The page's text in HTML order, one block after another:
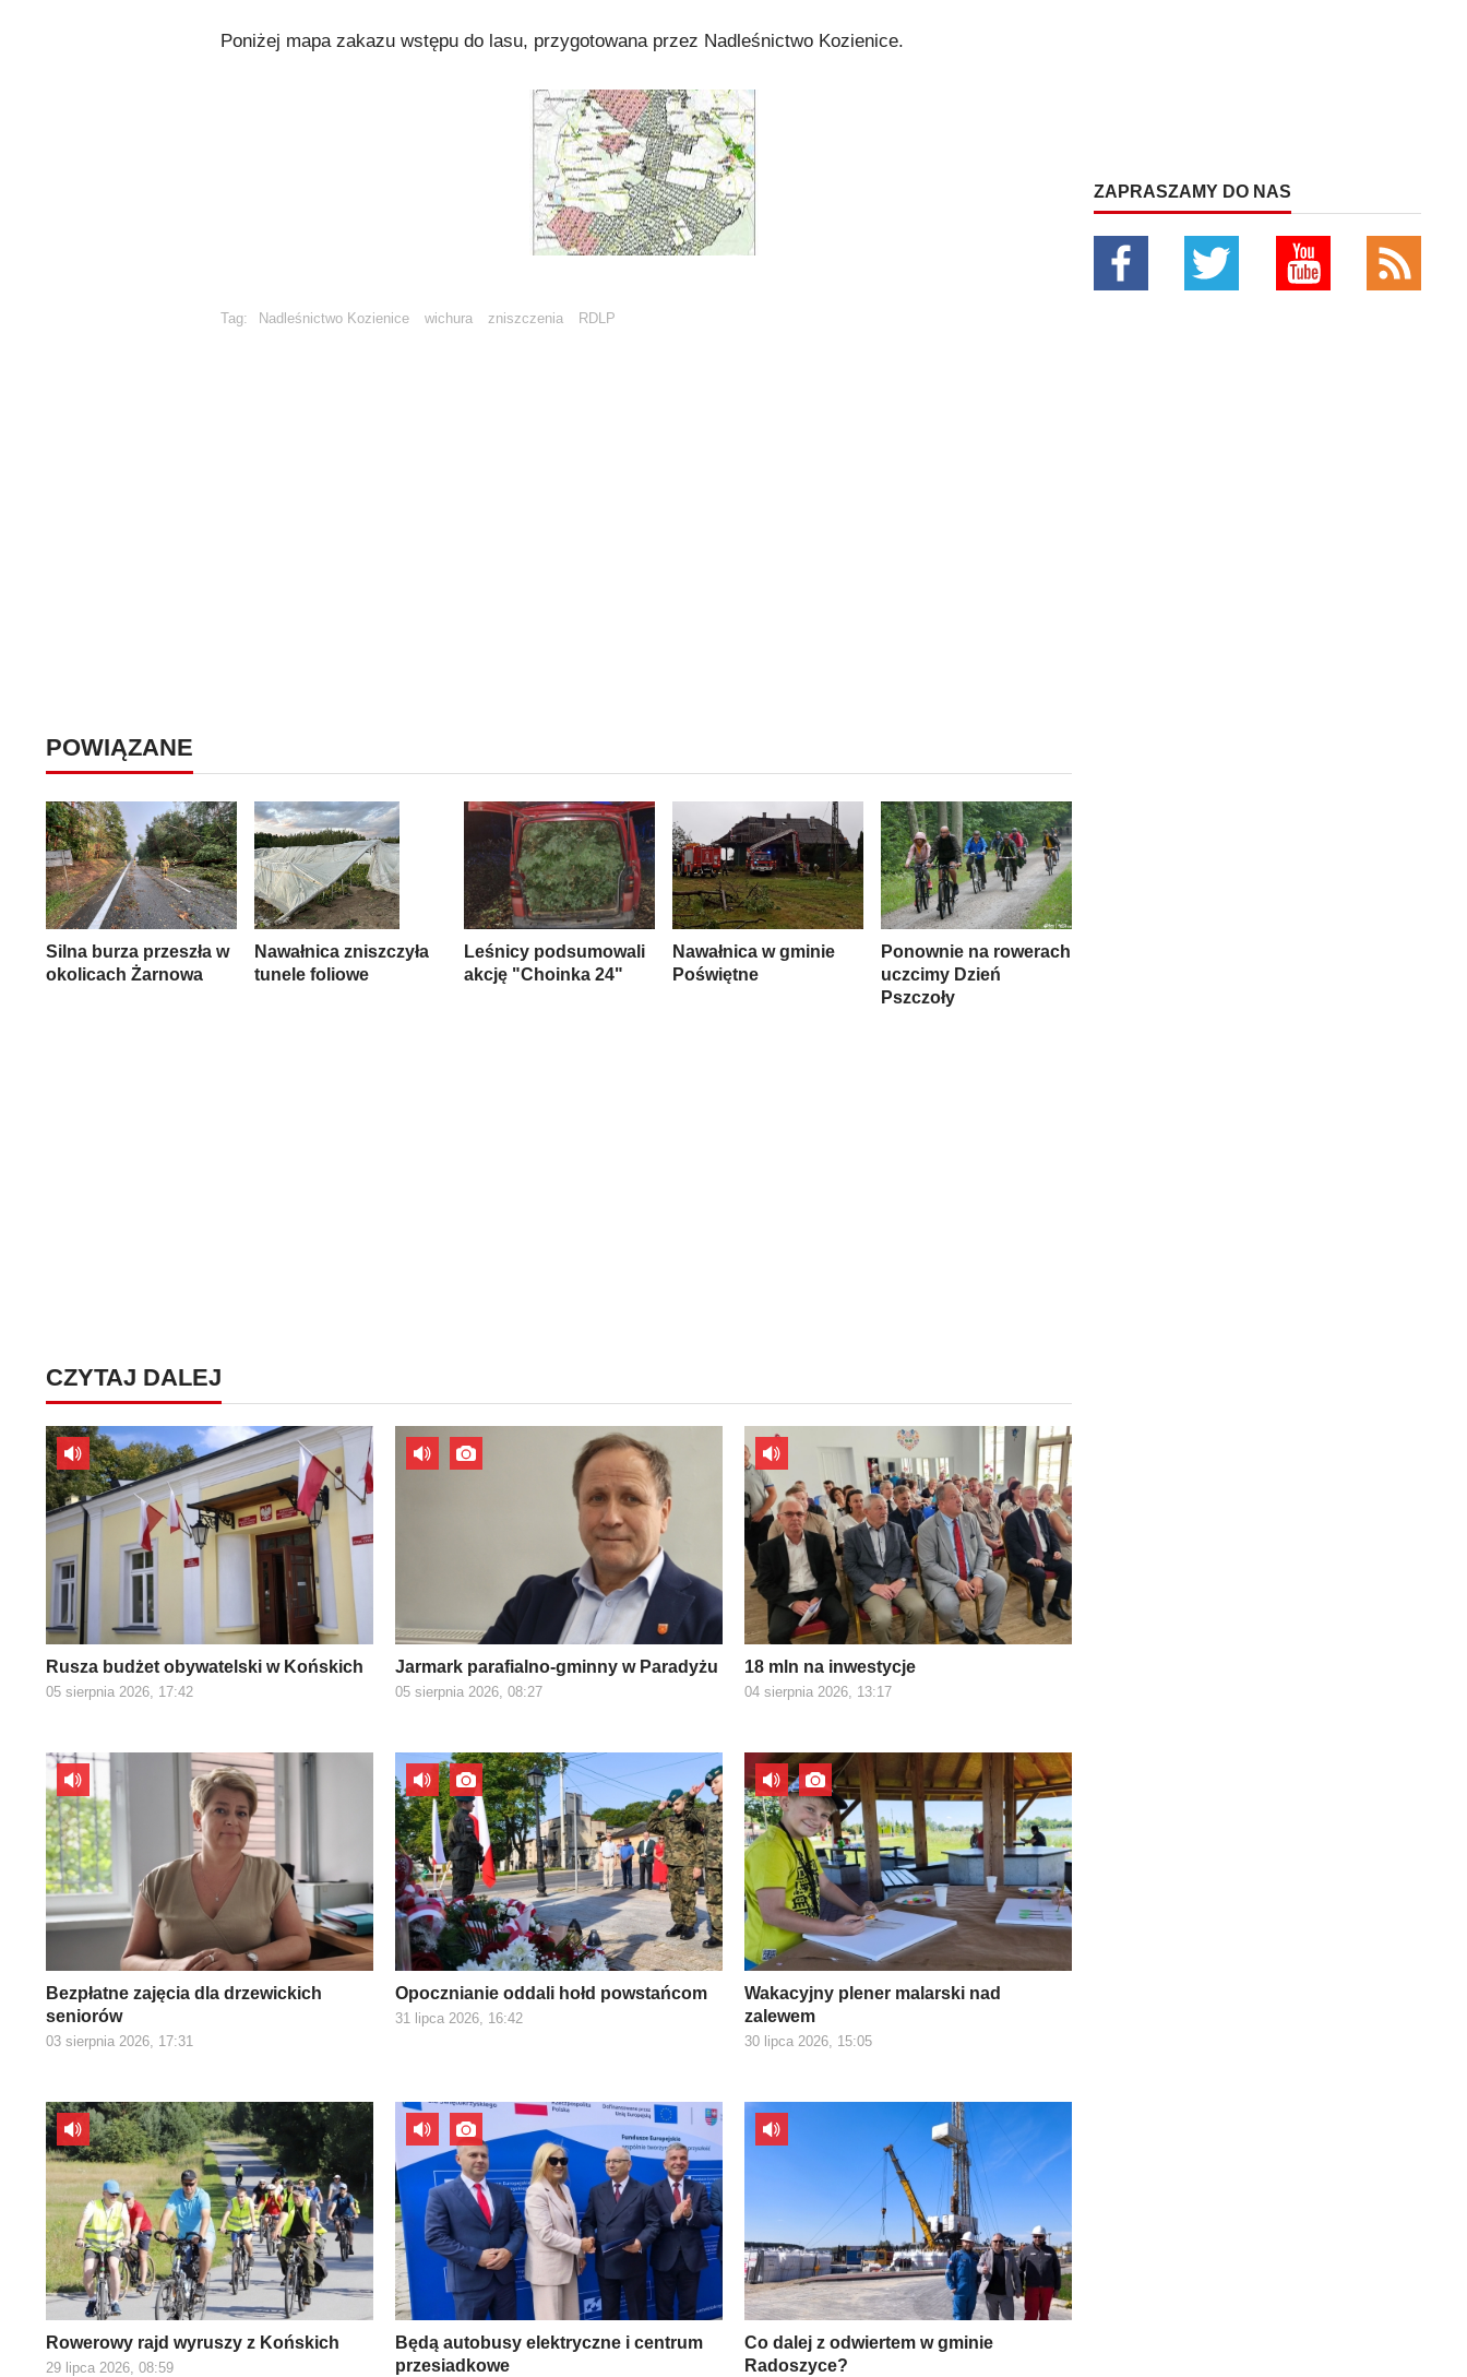
Poniżej mapa zakazu wstępu do lasu, przygotowana przez Nadleśnictwo Kozienice.
Tag: Nadleśnictwo Kozienice wichura zniszczenia RDLP
POWIĄZANE
Silna burza przeszła w
okolicach Żarnowa
Nawałnica zniszczyła
tunele foliowe
Leśnicy podsumowali
akcję "Choinka 24"
Nawałnica w gminie
Poświętne
Ponownie na rowerach
uczcimy Dzień
Pszczoły
CZYTAJ DALEJ
Rusza budżet obywatelski w Końskich
05 sierpnia 2026, 17:42
Jarmark parafialno-gminny w Paradyżu
05 sierpnia 2026, 08:27
18 mln na inwestycje
04 sierpnia 2026, 13:17
Bezpłatne zajęcia dla drzewickich
seniorów
03 sierpnia 2026, 17:31
Opocznianie oddali hołd powstańcom
31 lipca 2026, 16:42
Wakacyjny plener malarski nad
zalewem
30 lipca 2026, 15:05
Rowerowy rajd wyruszy z Końskich
29 lipca 2026, 08:59
Będą autobusy elektryczne i centrum
przesiadkowe
Co dalej z odwiertem w gminie
Radoszyce?
ZAPRASZAMY DO NAS